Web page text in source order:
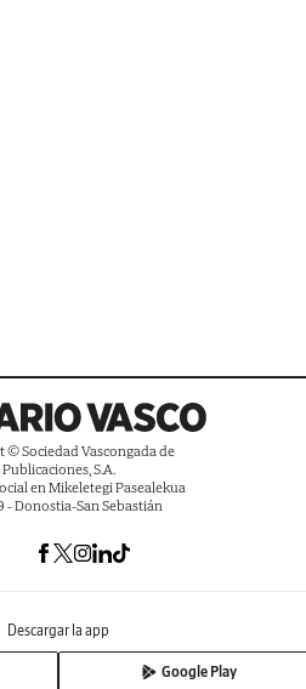
© Sociedad Vascongada de
Publicaciones, S.A.
en Mikeletegi Pasealekua
- Donostia-San Sebastián
Descargar la app
Google Play